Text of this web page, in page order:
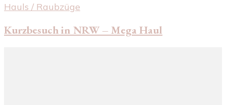
Hauls / Raubzüge
Kurzbesuch in NRW – Mega Haul